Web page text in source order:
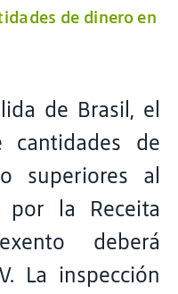
de dinero en
de Brasil, el
de
superiores al
por la Receita
deberá
La inspección